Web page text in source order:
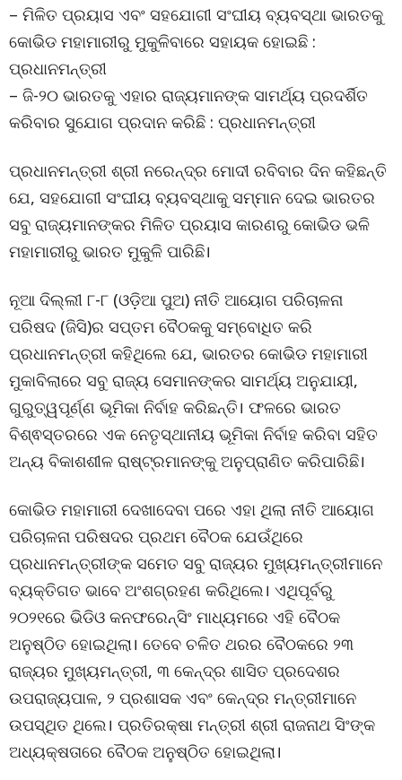
– ମିଳିତ ପ୍ରୟାସ ଏବଂ ସହଯୋଗୀ ସଂଘୀୟ ବ୍ୟବସ୍ଥା ଭାରତକୁ
କୋଭିଡ ମହାମାରୀରୁ ମୁକୁଳିବାରେ ସହାୟକ ହୋଇଛି :
ପ୍ରଧାନମନ୍ତ୍ରୀ
– ଜି-୨୦ ଭାରତକୁ ଏହାର ରାଜ୍ୟମାନଙ୍କ ସାମର୍ଥ୍ୟ ପ୍ରଦର୍ଶିତ
କରିବାର ସୁଯୋଗ ପ୍ରଦାନ କରିଛି : ପ୍ରଧାନମନ୍ତ୍ରୀ
ପ୍ରଧାନମନ୍ତ୍ରୀ ଶ୍ରୀ ନରେନ୍ଦ୍ର ମୋଦୀ ରବିବାର ଦିନ କହିଛନ୍ତି
ଯେ, ସହଯୋଗୀ ସଂଘୀୟ ବ୍ୟବସ୍ଥାକୁ ସମ୍ମାନ ଦେଇ ଭାରତର
ସବୁ ରାଜ୍ୟମାନଙ୍କର ମିଳିତ ପ୍ରୟାସ କାରଣରୁ କୋଭିଡ ଭଳି
ମହାମାରୀରୁ ଭାରତ ମୁକୁଳି ପାରିଛି।
ନୂଆ ଦିଲ୍ଲୀ ୮-୮ (ଓଡ଼ିଆ ପୁଅ) ନୀତି ଆୟୋଗ ପରିଚାଳନା
ପରିଷଦ (ଜିସି)ର ସପ୍ତମ ବୈଠକକୁ ସମ୍ବୋଧିତ କରି
ପ୍ରଧାନମନ୍ତ୍ରୀ କହିଥିଲେ ଯେ, ଭାରତର କୋଭିଡ ମହାମାରୀ
ମୁକାବିଲାରେ ସବୁ ରାଜ୍ୟ ସେମାନଙ୍କର ସାମର୍ଥ୍ୟ ଅନୁଯାୟୀ,
ଗୁରୁତ୍ୱପୂର୍ଣ୍ଣ ଭୂମିକା ନିର୍ବାହ କରିଛନ୍ତି। ଫଳରେ ଭାରତ
ବିଶ୍ଵସ୍ତରରେ ଏକ ନେତୃସ୍ଥାନୀୟ ଭୂମିକା ନିର୍ବାହ କରିବା ସହିତ
ଅନ୍ୟ ବିକାଶଶୀଳ ରାଷ୍ଟ୍ରମାନଙ୍କୁ ଅନୁପ୍ରାଣିତ କରିପାରିଛି।
କୋଭିଡ ମହାମାରୀ ଦେଖାଦେବା ପରେ ଏହା ଥିଲା ନୀତି ଆୟୋଗ
ପରିଚାଳନା ପରିଷଦର ପ୍ରଥମ ବୈଠକ ଯେଉଁଥିରେ
ପ୍ରଧାନମନ୍ତ୍ରୀଙ୍କ ସମେତ ସବୁ ରାଜ୍ୟର ମୁଖ୍ୟମନ୍ତ୍ରୀମାନେ
ବ୍ୟକ୍ତିଗତ ଭାବେ ଅଂଶଗ୍ରହଣ କରିଥିଲେ। ଏଥିପୂର୍ବରୁ
୨୦୨୧ରେ ଭିଡିଓ କନଫରେନ୍ସିଂ ମାଧ୍ୟମରେ ଏହି ବୈଠକ
ଅନୁଷ୍ଠିତ ହୋଇଥିଲା। ତେବେ ଚଳିତ ଥରର ବୈଠକରେ ୨୩
ରାଜ୍ୟର ମୁଖ୍ୟମନ୍ତ୍ରୀ, ୩ କେନ୍ଦ୍ର ଶାସିତ ପ୍ରଦେଶର
ଉପରାଜ୍ୟପାଳ, ୨ ପ୍ରଶାସକ ଏବଂ କେନ୍ଦ୍ର ମନ୍ତ୍ରୀମାନେ
ଉପସ୍ଥିତ ଥିଲେ। ପ୍ରତିରକ୍ଷା ମନ୍ତ୍ରୀ ଶ୍ରୀ ରାଜନାଥ ସିଂଙ୍କ
ଅଧ୍ୟକ୍ଷତାରେ ବୈଠକ ଅନୁଷ୍ଠିତ ହୋଇଥିଲା।